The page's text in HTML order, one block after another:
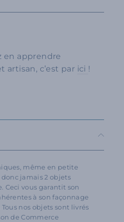
en apprendre
artisan, c’est par ici !
même en petite
jamais 2 objets
Ceci vous garantit son
à son façonnage
nos objets sont livrés
de Commerce